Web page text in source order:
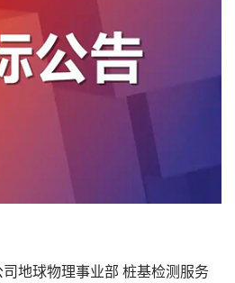
地球物理事业部 桩基检测服务